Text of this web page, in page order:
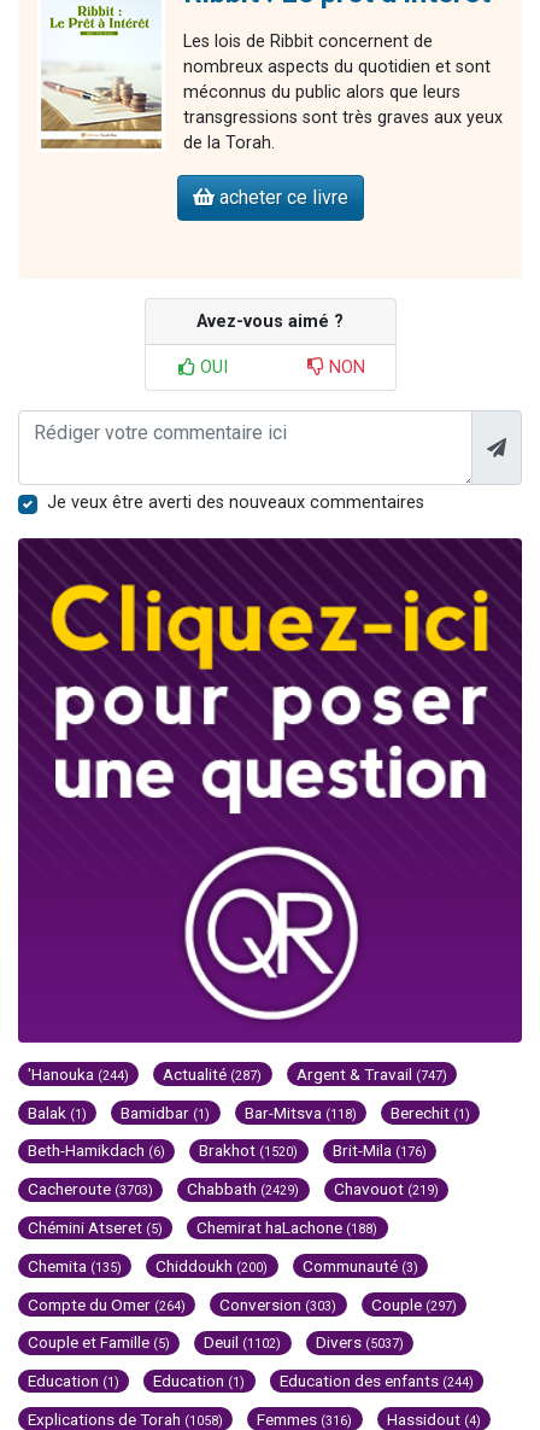
Les lois de Ribbit concernent de
nombreux aspects du quotidien et sont
méconnus du public alors que leurs
transgressions sont très graves aux yeux
de la Torah.
acheter ce livre
Avez-vous aimé ?
OUI NON
Je veux être averti des nouveaux commentaires
'Hanouka (244) Actualité (287) Argent & Travail (747)
Balak (1) Bamidbar (1) Bar-Mitsva (118) Berechit (1)
Beth-Hamikdach (6) Brakhot (1520) Brit-Mila (176)
Cacheroute (3703) Chabbath (2429) Chavouot (219)
Chémini Atseret (5) Chemirat haLachone (188)
Chemita (135) Chiddoukh (200) Communauté (3)
Compte du Omer (264) Conversion (303) Couple (297)
Couple et Famille (5) Deuil (1102) Divers (5037)
Education (1) Education (1) Education des enfants (244)
Explications de Torah (1058) Femmes (316) Hassidout (4)